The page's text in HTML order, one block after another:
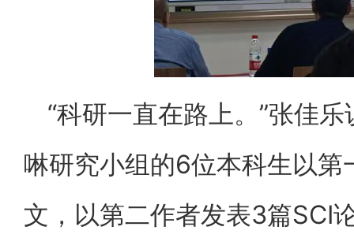
“科研一直在路上。”张佳
啉研究小组的6位本科生以
文，以第二作者发表3篇SCI